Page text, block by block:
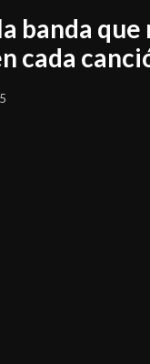
banda que
cada